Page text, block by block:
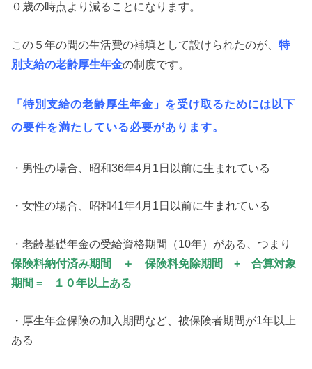
０歳の時点より減ることになります。
この５年の間の生活費の補填として設けられたのが、特
別支給の老齢厚生年金の制度です。
「特別支給の老齢厚生年金」を受け取るためには以下
の要件を満たしている必要があります。
・男性の場合、昭和36年4月1日以前に生まれている
・女性の場合、昭和41年4月1日以前に生まれている
・老齢基礎年金の受給資格期間（10年）がある、つまり
保険料納付済み期間 ＋ 保険料免除期間 + 合算対象
期間 = １０年以上ある
・厚生年金保険の加入期間など、被保険者期間が1年以上
ある